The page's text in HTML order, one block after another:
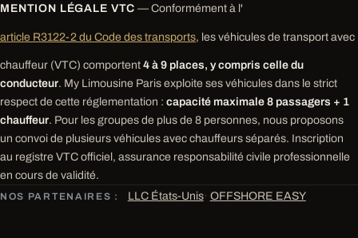
MENTION LÉGALE VTC — Conformément à l'
article R3122-2 du Code des transports, les véhicules de transport avec
chauffeur (VTC) comportent 4 à 9 places, y compris celle du
conducteur. My Limousine Paris exploite ses véhicules dans le strict
respect de cette réglementation : capacité maximale 8 passagers + 1
chauffeur. Pour les groupes de plus de 8 personnes, nous proposons
un convoi de plusieurs véhicules avec chauffeurs séparés. Inscription
au registre VTC officiel, assurance responsabilité civile professionnelle
en cours de validité.
NOS PARTENAIRES : LLC États-Unis· OFFSHORE EASY